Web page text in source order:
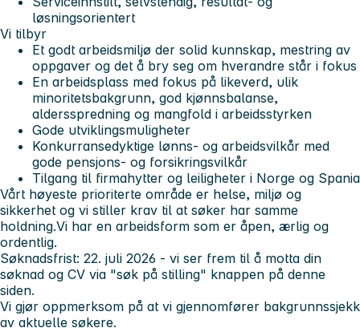
løsningsorientert
Vi tilbyr
Et godt arbeidsmiljø der solid kunnskap, mestring av
oppgaver og det å bry seg om hverandre står i fokus
En arbeidsplass med fokus på likeverd, ulik
minoritetsbakgrunn, god kjønnsbalanse,
aldersspredning og mangfold i arbeidsstyrken
Gode utviklingsmuligheter
Konkurransedyktige lønns- og arbeidsvilkår med
gode pensjons- og forsikringsvilkår
Tilgang til firmahytter og leiligheter i Norge og Spania
Vårt høyeste prioriterte område er helse, miljø og
sikkerhet og vi stiller krav til at søker har samme
holdning.Vi har en arbeidsform som er åpen, ærlig og
ordentlig.
Søknadsfrist: 22. juli 2026 - vi ser frem til å motta din
søknad og CV via "søk på stilling" knappen på denne
siden.
Vi gjør oppmerksom på at vi gjennomfører bakgrunnssjekk
av aktuelle søkere.